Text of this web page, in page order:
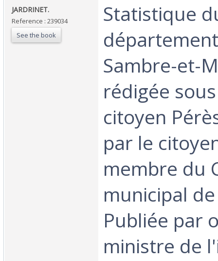
‎JARDRINET.‎
Reference : 239034
See the book
‎Statistique
Sambre-et-
rédigée
citoyen
par le
membre du
municipal
Publiée par
ministre de